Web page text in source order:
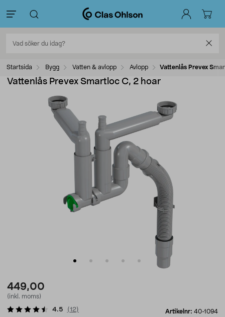
Startsida Bygg Vatten & avlopp Avlopp Vattenlås Prevex
Vattenlås Prevex Smartloc C, 2 hoar
449,00
(inkl. moms)
Artikelnr: 40-1094
4.5 (12)